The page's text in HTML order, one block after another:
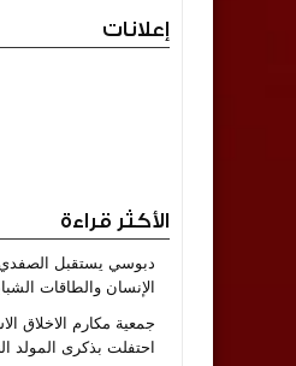
إعلانات
الأكثر قراءة
دبوسي يستقبل
الإنسان والطاقات
جمعية مكارم الاخلاق
احتفلت بذكرى المولد